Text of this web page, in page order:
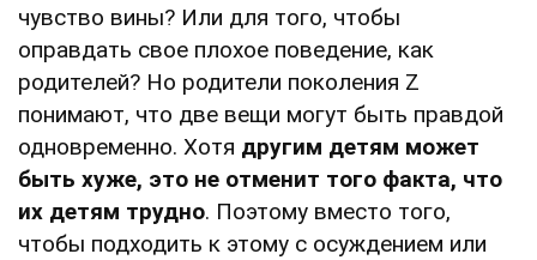
чувство вины? Или для того, чтобы
оправдать свое плохое поведение, как
родителей? Но родители поколения Z
понимают, что две вещи могут быть правдой
одновременно. Хотя другим детям может
быть хуже, это не отменит того факта, что
их детям трудно. Поэтому вместо того,
чтобы подходить к этому с осуждением или